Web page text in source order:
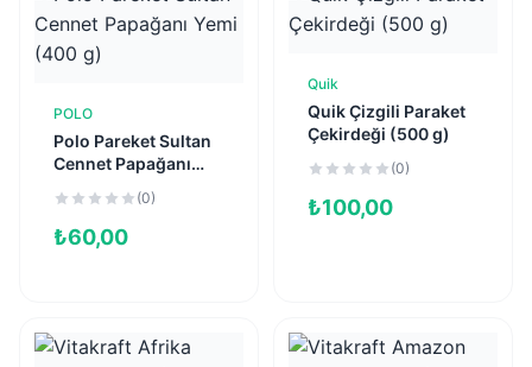
POLO
Polo Pareket Sultan
Cennet Papağanı
(0)
₺60,00
Quik
Quik Çizgili Paraket
Çekirdeği (500 g)
(0)
₺100,00